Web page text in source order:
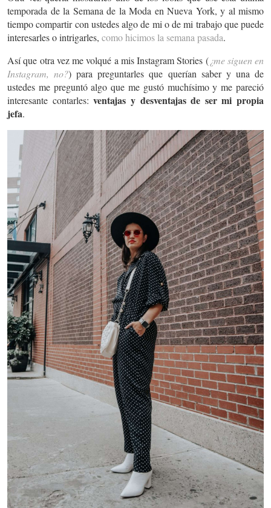
temporada de la Semana de la Moda en Nueva York, y al mismo
tiempo compartir con ustedes algo de mi o de mi trabajo que puede
interesarles o intrigarles, como hicimos la semana pasada.
Así que otra vez me volqué a mis Instagram Stories (¿me siguen en
Instagram, no?) para preguntarles que querían saber y una de
ustedes me preguntó algo que me gustó muchísimo y me pareció
interesante contarles:ventajas y desventajas de ser mi propia
jefa.